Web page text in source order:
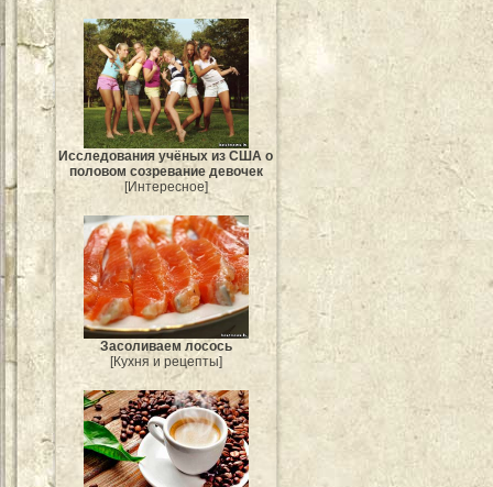
Исследования учёных из США о
половом созревание девочек
[Интересное]
Засоливаем лосось
[Кухня и рецепты]